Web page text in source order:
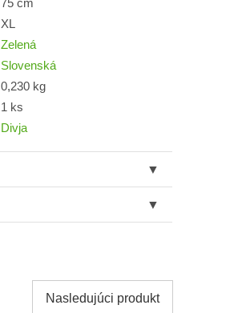
75 cm
XL
Zelená
Slovenská
0,230 kg
1 ks
Divja
Nasledujúci produkt